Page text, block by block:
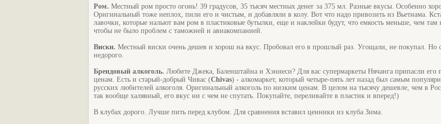
Ром. Местный ром просто огонь! 39 градусов, 35 тысяч местных денег за 375 мл. Разные вкусы. Особенно
Оригинальный тоже неплох, пили его и чистым, и добавляли в колу. Вот что надо привозить из Вьетнама.
лавочки, которые нальют вам ром в пластиковые бутылки, еще и наклейки будут, что емкость меньше, чем там
чтобы не было проблем с таможней и авиакомпанией.
Виски. Местный виски очень дешев и хорош на вкус. Пробовал его в прошлый раз. Угощали, не покупал. Но
недорого.
Брендовый алкоголь. Любите Джека, Баленштайна и Хэннеси? Для вас супермаркеты Нячанга припасли его
ценам. Есть и старый-добрый Чивас (Chivas) - алкомаркет, который четыре-пять лет назад был самым
русских любителей алкоголя. Оригинальный алкоголь по низким ценам. В целом на тысячу дешевле, чем в
так вообще халявный, его вкус ни с чем не спутать. Покупайте, переливайте в пластик и вперед!)
В клубах дорого. Лучше пить перед клубом. Для сравнения вставил ценники из клуба Зима.